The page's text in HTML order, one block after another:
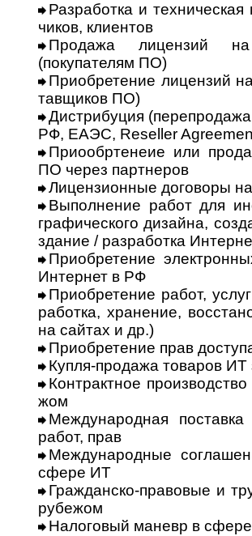
Разработка и
чи­ков, клиентов
Продажа лицензий
(покупателям ПО)
Приобретение лицензий
тав­щи­ков ПО)
Дистрибуция
РФ, ЕАЭС, Reseller
Приообртенеие или
ПО через партнеров
Лицензионные договоры
Выполнение работ для
гра­фи­чес­ко­го дизайна,
зда­ние / разработка
Приобретение
Ин­тер­нет в РФ
Приобретение работ,
ра­бот­ка, хранение,
на сайтах и др.)
Приобретение прав
Купля-продажа товаров
Контрактное
жом
Международная
работ, прав
Международные
сфере ИТ
Гражданско-правовые и
рубежом
Налоговый маневр в